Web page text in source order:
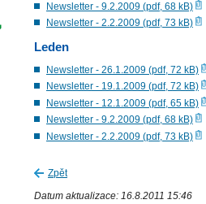
Newsletter - 9.2.2009 (pdf, 68 kB)
Newsletter - 2.2.2009 (pdf, 73 kB)
Leden
Newsletter - 26.1.2009 (pdf, 72 kB)
Newsletter - 19.1.2009 (pdf, 72 kB)
Newsletter - 12.1.2009 (pdf, 65 kB)
Newsletter - 9.2.2009 (pdf, 68 kB)
Newsletter - 2.2.2009 (pdf, 73 kB)
Zpět
Datum aktualizace: 16.8.2011 15:46